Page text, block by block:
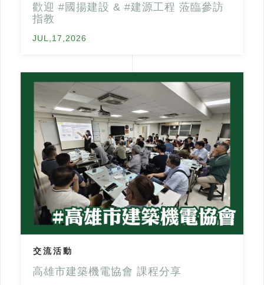
南部【洸郁實業】
聯絡我們
歡迎 #國揚建設 & #建源工程 蒞臨參訪
指教
JUL,17,2026
交流活動
高雄市建築機電協會 課程分享